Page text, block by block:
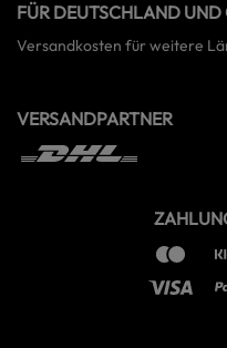
FÜR DEUTSCHLAND UND
Versandkosten für weitere
VERSANDPARTNER